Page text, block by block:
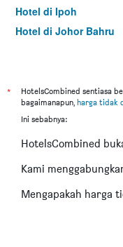
Hotel di Ipoh
Hotel di Johor Bahru
Hotel di Kuching
Hotel di Tokyo
Hotel di Bangkok
Hotel di Putrajaya
Hotel di Shah Alam
*
HotelsCombined sentiasa
bagaimanapun, harga tidak
Ini sebabnya:
HotelsCombined
Kami
Mengapakah harga